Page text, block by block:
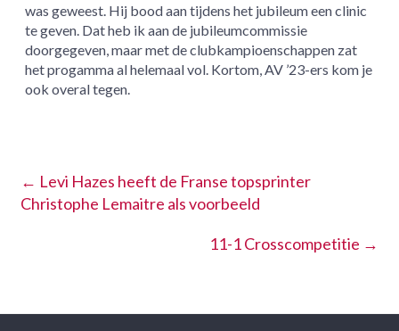
was geweest. Hij bood aan tijdens het jubileum een clinic
te geven. Dat heb ik aan de jubileumcommissie
doorgegeven, maar met de clubkampioenschappen zat
het progamma al helemaal vol. Kortom, AV ’23-ers kom je
ook overal tegen.
← Levi Hazes heeft de Franse topsprinter
Christophe Lemaitre als voorbeeld
11-1 Crosscompetitie →